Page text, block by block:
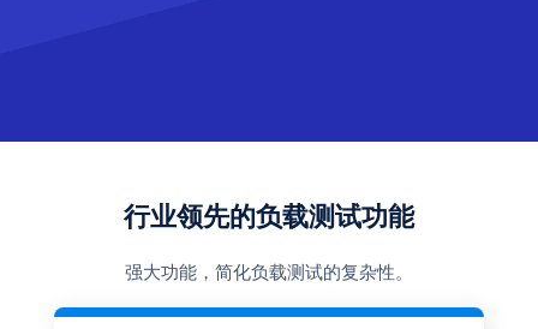
行业领先的负载测试功能
强大功能，简化负载测试的复杂性。